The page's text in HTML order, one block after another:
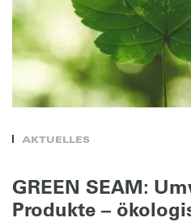
AKTUELLES
GREEN SEAM:
Produkte –